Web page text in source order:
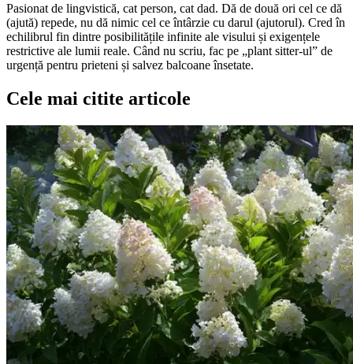
Pasionat de lingvistică, cat person, cat dad. Dă de două ori cel ce dă
(ajută) repede, nu dă nimic cel ce întârzie cu darul (ajutorul). Cred în
echilibrul fin dintre posibilitățile infinite ale visului și exigențele
restrictive ale lumii reale. Când nu scriu, fac pe „plant sitter-ul” de
urgență pentru prieteni și salvez balcoane însetate.
Cele mai citite articole